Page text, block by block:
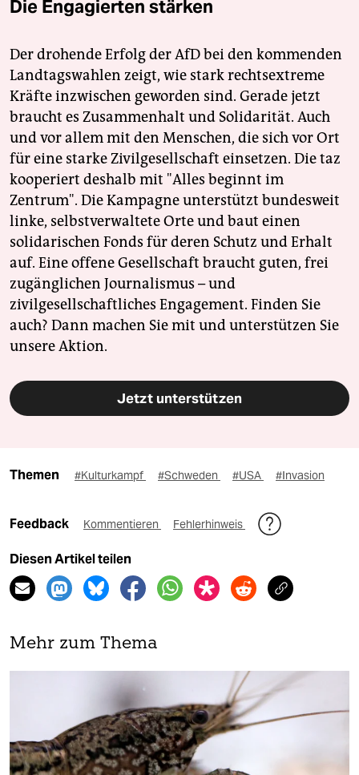
Die Engagierten stärken
Der drohende Erfolg der AfD bei den kommenden
Landtagswahlen zeigt, wie stark rechtsextreme
Kräfte inzwischen geworden sind. Gerade jetzt
braucht es Zusammenhalt und Solidarität. Auch
und vor allem mit den Menschen, die sich vor Ort
für eine starke Zivilgesellschaft einsetzen. Die taz
kooperiert deshalb mit "Alles beginnt im
Zentrum". Die Kampagne unterstützt bundesweit
linke, selbstverwaltete Orte und baut einen
solidarischen Fonds für deren Schutz und Erhalt
auf. Eine offene Gesellschaft braucht guten, frei
zugänglichen Journalismus – und
zivilgesellschaftliches Engagement. Finden Sie
auch? Dann machen Sie mit und unterstützen Sie
unsere Aktion.
Jetzt unterstützen
Themen #Kulturkampf #Schweden #USA #Invasion
Feedback Kommentieren Fehlerhinweis
Diesen Artikel teilen
Mehr zum Thema